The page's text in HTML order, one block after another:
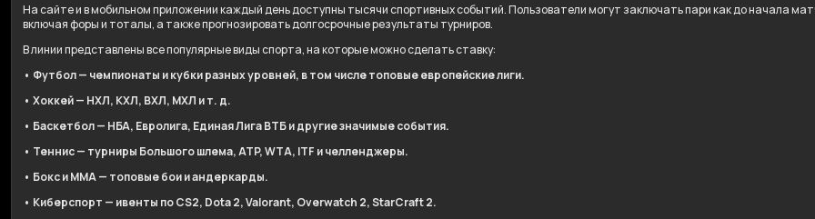
На сайте и в мобильном приложении каждый день доступны тысячи спортивных событий. Пользователи могут заключать пари как до начала
включая форы и тоталы, а также прогнозировать долгосрочные результаты турниров.
В линии представлены все популярные виды спорта, на которые можно сделать ставку:
• Футбол — чемпионаты и кубки разных уровней, в том числе топовые европейские лиги.
• Хоккей — НХЛ, КХЛ, ВХЛ, МХЛ и т. д.
• Баскетбол — НБА, Евролига, Единая Лига ВТБ и другие значимые события.
• Теннис — турниры Большого шлема, ATP, WTA, ITF и челленджеры.
• Бокс и ММА — топовые бои и андеркарды.
• Киберспорт — ивенты по CS2, Dota 2, Valorant, Overwatch 2, StarCraft 2.